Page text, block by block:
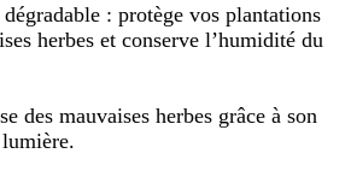
: protège vos plantations
herbes et conserve l’humidité du
des mauvaises herbes grâce à son